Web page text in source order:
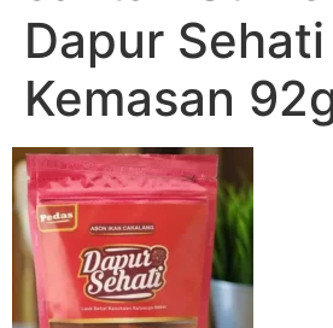
Dapur Sehati
Kemasan